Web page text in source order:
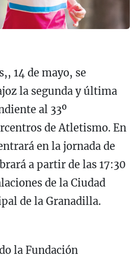
14 de mayo, se
la segunda y última
al 33º
de Atletismo. En
en la jornada de
a partir de las 17:30
de la Ciudad
de la Granadilla.
la Fundación